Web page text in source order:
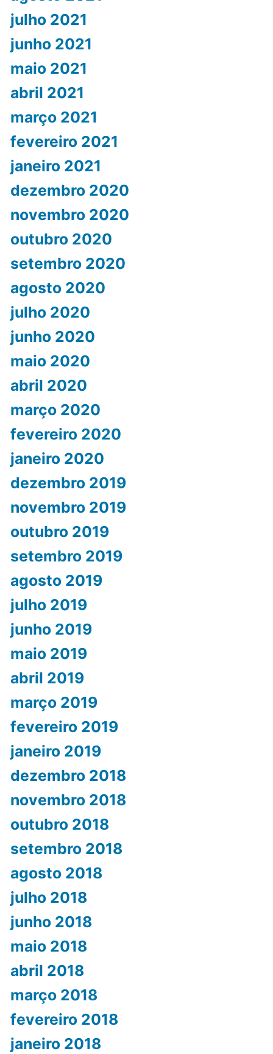
julho 2021
junho 2021
maio 2021
abril 2021
março 2021
fevereiro 2021
janeiro 2021
dezembro 2020
novembro 2020
outubro 2020
setembro 2020
agosto 2020
julho 2020
junho 2020
maio 2020
abril 2020
março 2020
fevereiro 2020
janeiro 2020
dezembro 2019
novembro 2019
outubro 2019
setembro 2019
agosto 2019
julho 2019
junho 2019
maio 2019
abril 2019
março 2019
fevereiro 2019
janeiro 2019
dezembro 2018
novembro 2018
outubro 2018
setembro 2018
agosto 2018
julho 2018
junho 2018
maio 2018
abril 2018
março 2018
fevereiro 2018
janeiro 2018